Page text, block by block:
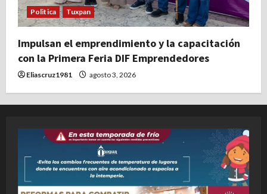
Politica Tuxpan
Impulsan el emprendimiento y la capacitación
con la Primera Feria DIF Emprendedores
Eliascruz1981 agosto 3, 2026